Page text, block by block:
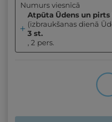
Numurs viesnīcā
(izbraukšanas dienā
3 st.
, 2 pers.